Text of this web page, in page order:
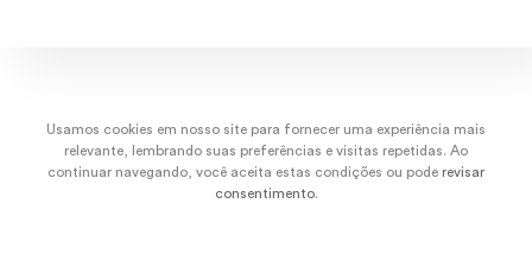
Usamos cookies em nosso site para fornecer uma experiência mais
relevante, lembrando suas preferências e visitas repetidas. Ao
continuar navegando, você aceita estas condições ou pode revisar
consentimento.